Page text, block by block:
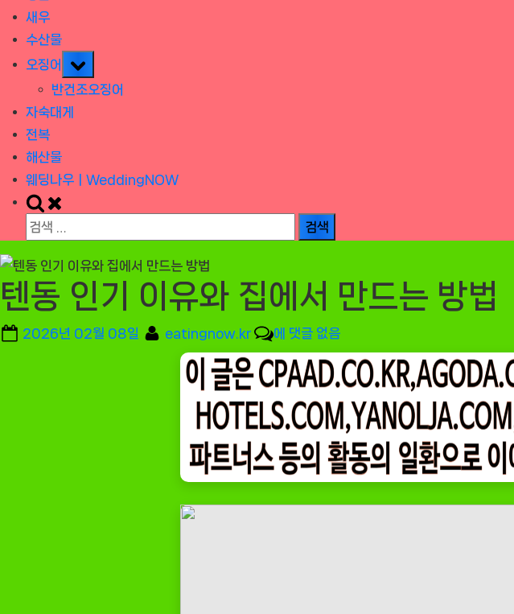
새우
수산물
오징어
Toggle
sub-
menu
반건조오징어
자숙대게
전복
해산물
웨딩나우ㅣWeddingNOW
Toggle
search
검
텐동 인기 이유와 집에서 만드는 방법
Posted
2026년 02월 08일 By
eatingnow.kr
텐
동
인
기
이
유
와
에 댓글 없음